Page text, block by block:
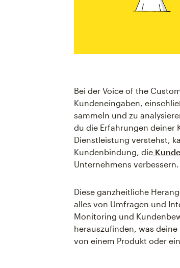
Bei der Voice of the
Kundeneingaben,
sammeln und zu
du die Erfahrungen deiner
Dienstleistung verstehst,
Kundenbindung, die
Unternehmens verbessern.
Diese ganzheitliche
alles von Umfragen und
Monitoring und
herauszufinden, was
von einem Produkt oder